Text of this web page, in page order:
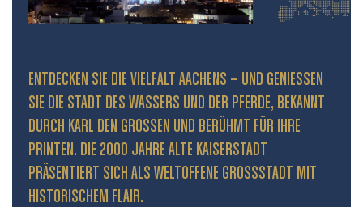
ENTDECKEN SIE DIE VIELFALT AACHENS – UND GENIESSEN S
IE DIE STADT DES WASSERS UND DER PFERDE, BEKANNT D
URCH KARL DEN GROSSEN UND BERÜHMT FÜR IHRE PR
INTEN. DIE 2000 JAHRE ALTE KAISERSTADT PR
ÄSENTIERT SICH ALS WELTOFFENE GROSSSTADT MIT HIS
TORISCHEM FLAIR.